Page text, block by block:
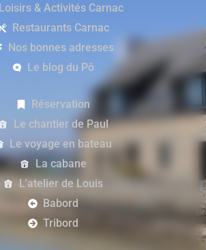
Loisirs & Activités Carnac
Restaurants Carnac
Nos bonnes adresses
Le blog du Pô
Réservation
Le chantier de Paul
Le voyage en bateau
La cabane
L'atelier de Louis
Babord
Tribord